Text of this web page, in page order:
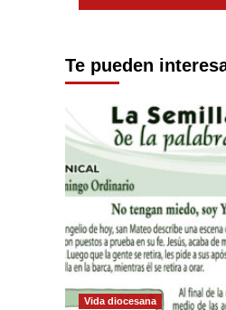
Te pueden
Vida diocesana